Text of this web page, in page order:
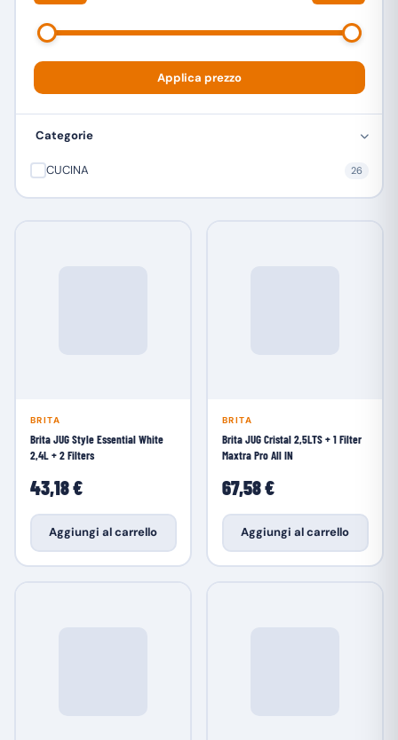
Applica prezzo
Categorie
CUCINA 26
BRITA
Brita JUG Style Essential White
2,4L + 2 Filters
43,18 €
Aggiungi al carrello
BRITA
Brita JUG Cristal 2,5LTS + 1 Filter
Maxtra Pro All IN
67,58 €
Aggiungi al carrello